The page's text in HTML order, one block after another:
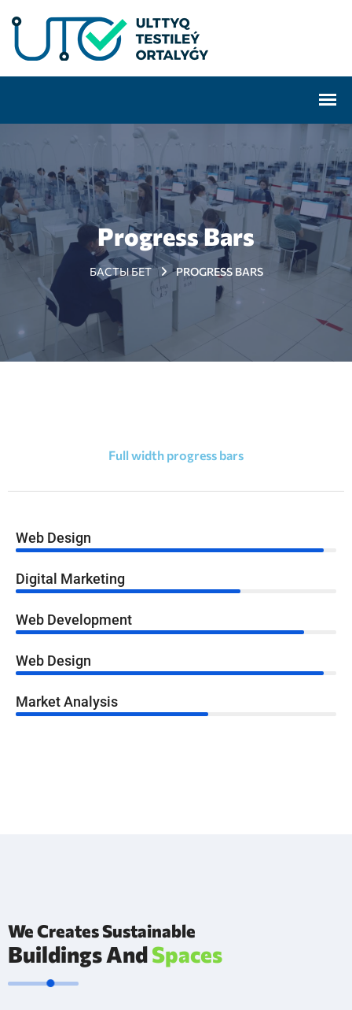
Progress Bars
БАСТЫ БЕТ PROGRESS BARS
Full width progress bars
Web Design
Digital Marketing
Web Development
Web Design
Market Analysis
We Creates Sustainable
Buildings AndSpaces